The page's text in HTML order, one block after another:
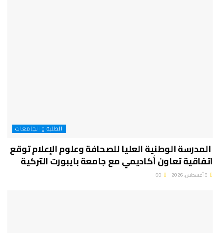
الطلبة و الجامعات
المدرسة الوطنية العليا للصحافة وعلوم الإعلام توقع
اتفاقية تعاون أكاديمي مع جامعة بايبورت التركية